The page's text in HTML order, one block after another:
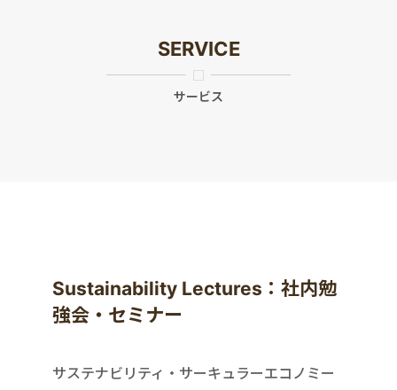
SERVICE
サービス
Sustainability Lectures：社内勉
強会・セミナー
サステナビリティ・サーキュラーエコノミー